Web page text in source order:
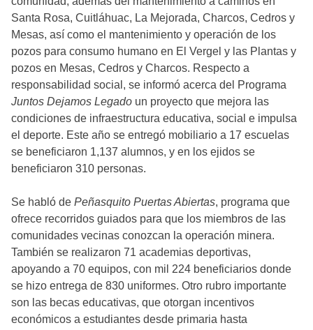
Santa Rosa, Cuitláhuac, La Mejorada, Charcos, Cedros y
Mesas, así como el mantenimiento y operación de los
pozos para consumo humano en El Vergel y las Plantas y
pozos en Mesas, Cedros y Charcos. Respecto a
responsabilidad social, se informó acerca del Programa
Juntos Dejamos Legado un proyecto que mejora las
condiciones de infraestructura educativa, social e impulsa
el deporte. Este año se entregó mobiliario a 17 escuelas
se beneficiaron 1,137 alumnos, y en los ejidos se
beneficiaron 310 personas.
Se habló de Peñasquito Puertas Abiertas, programa que
ofrece recorridos guiados para que los miembros de las
comunidades vecinas conozcan la operación minera.
También se realizaron 71 academias deportivas,
apoyando a 70 equipos, con mil 224 beneficiarios donde
se hizo entrega de 830 uniformes. Otro rubro importante
son las becas educativas, que otorgan incentivos
económicos a estudiantes desde primaria hasta